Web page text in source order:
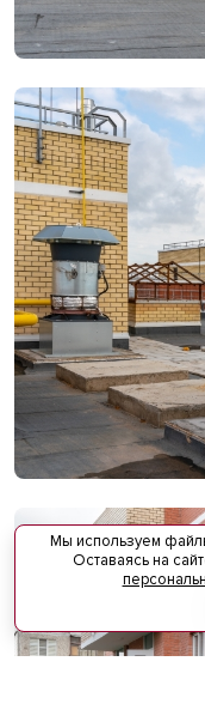
Мы используем
Оставаясь на